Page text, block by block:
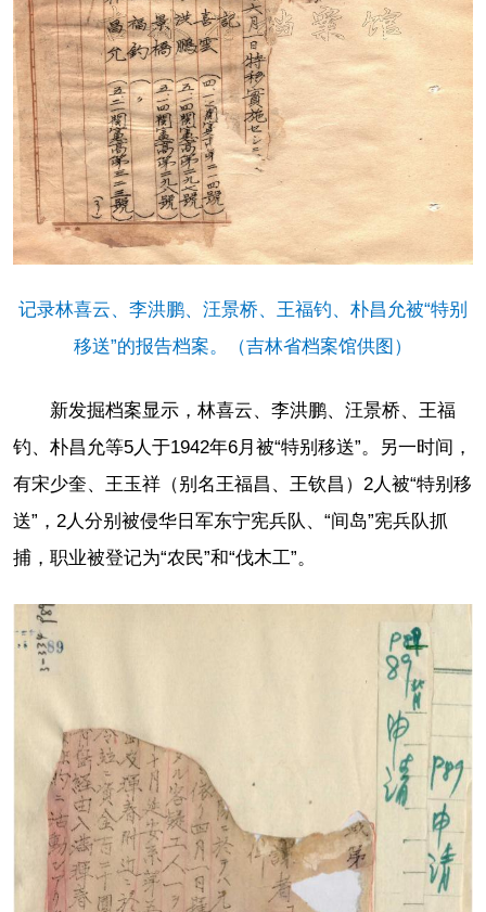
记录林喜云、李洪鹏、汪景桥、王福钓、朴昌允被“特别
移送”的报告档案。（吉林省档案馆供图）
新发掘档案显示，林喜云、李洪鹏、汪景桥、王福
钓、朴昌允等5人于1942年6月被“特别移送”。另一时间，
有宋少奎、王玉祥（别名王福昌、王钦昌）2人被“特别移
送”，2人分别被侵华日军东宁宪兵队、“间岛”宪兵队抓
捕，职业被登记为“农民”和“伐木工”。